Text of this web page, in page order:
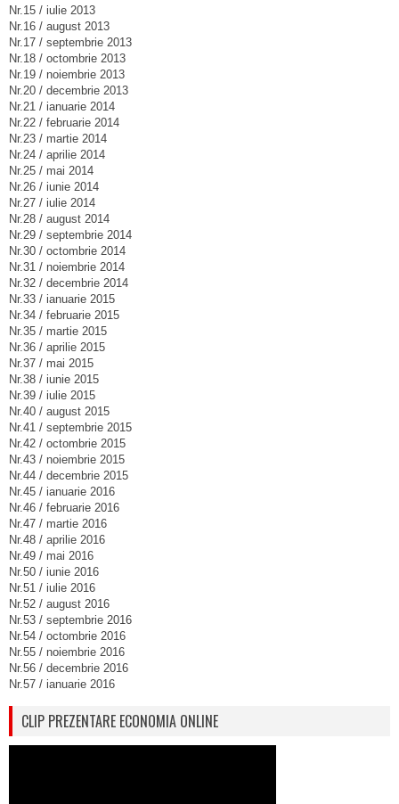
Nr.15 / iulie 2013
Nr.16 / august 2013
Nr.17 / septembrie 2013
Nr.18 / octombrie 2013
Nr.19 / noiembrie 2013
Nr.20 / decembrie 2013
Nr.21 / ianuarie 2014
Nr.22 / februarie 2014
Nr.23 / martie 2014
Nr.24 / aprilie 2014
Nr.25 / mai 2014
Nr.26 / iunie 2014
Nr.27 / iulie 2014
Nr.28 / august 2014
Nr.29 / septembrie 2014
Nr.30 / octombrie 2014
Nr.31 / noiembrie 2014
Nr.32 / decembrie 2014
Nr.33 / ianuarie 2015
Nr.34 / februarie 2015
Nr.35 / martie 2015
Nr.36 / aprilie 2015
Nr.37 / mai 2015
Nr.38 / iunie 2015
Nr.39 / iulie 2015
Nr.40 / august 2015
Nr.41 / septembrie 2015
Nr.42 / octombrie 2015
Nr.43 / noiembrie 2015
Nr.44 / decembrie 2015
Nr.45 / ianuarie 2016
Nr.46 / februarie 2016
Nr.47 / martie 2016
Nr.48 / aprilie 2016
Nr.49 / mai 2016
Nr.50 / iunie 2016
Nr.51 / iulie 2016
Nr.52 / august 2016
Nr.53 / septembrie 2016
Nr.54 / octombrie 2016
Nr.55 / noiembrie 2016
Nr.56 / decembrie 2016
Nr.57 / ianuarie 2016
CLIP PREZENTARE ECONOMIA ONLINE